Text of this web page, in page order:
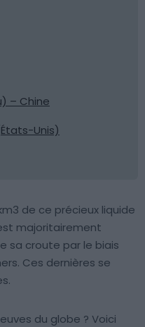
– Chine
Unis)
de ce précieux liquide
majoritairement
sa croute par le biais
Ces dernières se
du globe ? Voici